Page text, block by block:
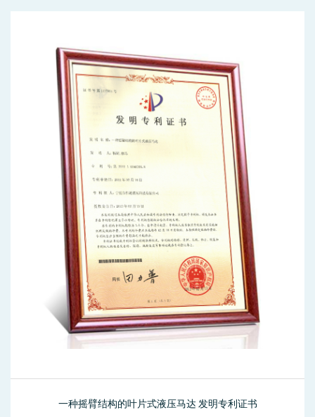
一种摇臂结构的叶片式液压马达 发明专利证书